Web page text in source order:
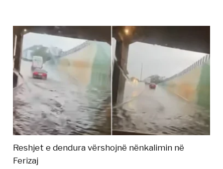
Reshjet e dendura vërshojnë nënkalimin në
Ferizaj